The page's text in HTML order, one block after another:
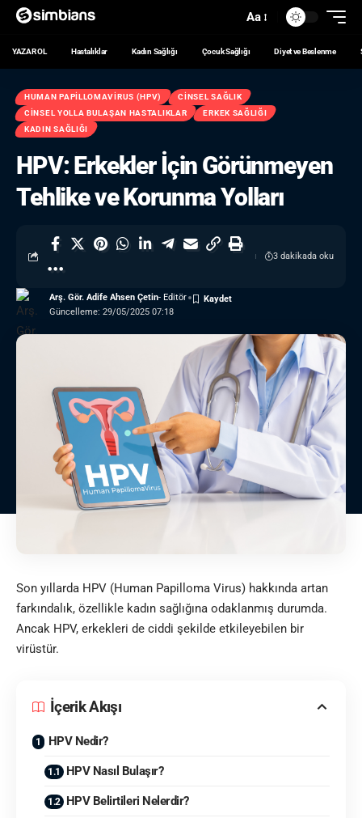
Aa
YAZAR OL Hastalıklar Kadın Sağlığı Çocuk Sağlığı Diyet ve Beslenme
HUMAN PAPILLOMAVIRUS (HPV)
CINSEL SAĞLIK
CINSEL YOLLA BULAŞAN HASTALIKLAR
ERKEK SAĞLIĞI
KADIN SAĞLIĞI
HPV: Erkekler İçin Görünmeyen
Tehlike ve Korunma Yolları
Güncelleme: 29/05/2025 07:18
Arş. Gör. Adife Ahsen Çetin- Editör
3 dakikada oku
Son yıllarda HPV (Human Papilloma Virus) hakkında artan
farkındalık, özellikle kadın sağlığına odaklanmış durumda.
Ancak HPV, erkekleri de ciddi şekilde etkileyebilen bir
virüstür.
İçerik Akışı
HPV Nedir?
HPV Nasıl Bulaşır?
HPV Belirtileri Nelerdir?